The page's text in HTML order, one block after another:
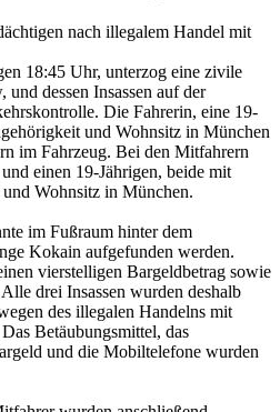
18:45 Uhr, unterzog eine zivile
dessen Insassen auf der
Die Fahrerin, eine 19-
und Wohnsitz in München
im Fahrzeug. Bei den Mitfahrern
einen 19-Jährigen, beide mit
und Wohnsitz in München.
im Fußraum hinter dem
Kokain aufgefunden werden.
vierstelligen Bargeldbetrag sowie
drei Insassen wurden deshalb
des illegalen Handelns mit
Betäubungsmittel, das
und die Mobiltelefone wurden